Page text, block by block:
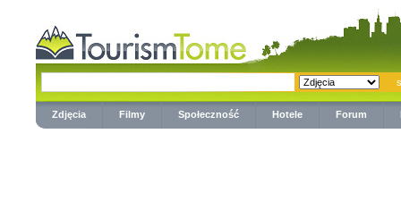
Zdjęcia Filmy Społeczność Hotele Forum